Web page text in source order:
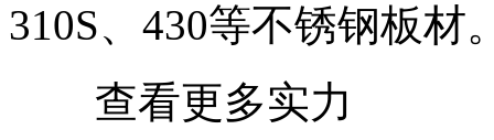
310S、430等不锈钢板材
查看更多实力